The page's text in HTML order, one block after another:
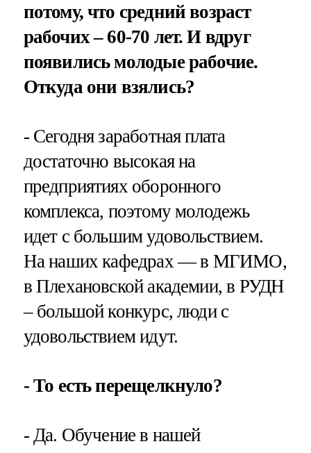
потому, что средний возраст
рабочих – 60-70 лет. И вдруг
появились молодые рабочие.
Откуда они взялись?
- Сегодня заработная плата
достаточно высокая на
предприятиях оборонного
комплекса, поэтому молодежь
идет с большим удовольствием.
На наших кафедрах — в МГИМО,
в Плехановской академии, в РУДН
– большой конкурс, люди с
удовольствием идут.
- То есть перещелкнуло?
- Да. Обучение в нашей